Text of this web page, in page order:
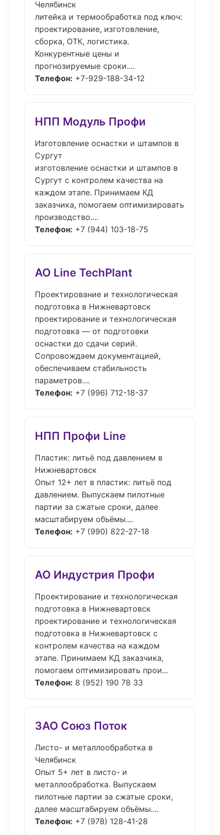
Челябинск
литейка и термообработка под ключ:
проектирование, изготовление,
сборка, ОТК, логистика.
Конкурентные цены и
прогнозируемые сроки....
Телефон: +7-929-188-34-12
НПП Модуль Профи
Изготовление оснастки и штампов в
Сургут
изготовление оснастки и штампов в
Сургут с контролем качества на
каждом этапе. Принимаем КД
заказчика, помогаем оптимизировать
производство....
Телефон: +7 (944) 103-18-75
АО Line TechPlant
Проектирование и технологическая
подготовка в Нижневартовск
проектирование и технологическая
подготовка — от подготовки
оснастки до сдачи серий.
Сопровождаем документацией,
обеспечиваем стабильность
параметров....
Телефон: +7 (996) 712-18-37
НПП Профи Line
Пластик: литьё под давлением в
Нижневартовск
Опыт 12+ лет в пластик: литьё под
давлением. Выпускаем пилотные
партии за сжатые сроки, далее
масштабируем объёмы....
Телефон: +7 (990) 822-27-18
АО Индустрия Профи
Проектирование и технологическая
подготовка в Нижневартовск
проектирование и технологическая
подготовка в Нижневартовск с
контролем качества на каждом
этапе. Принимаем КД заказчика,
помогаем оптимизировать прои...
Телефон: 8 (952) 190 78 33
ЗАО Союз Поток
Листо- и металлообработка в
Челябинск
Опыт 5+ лет в листо- и
металлообработка. Выпускаем
пилотные партии за сжатые сроки,
далее масштабируем объёмы....
Телефон: +7 (978) 128-41-28